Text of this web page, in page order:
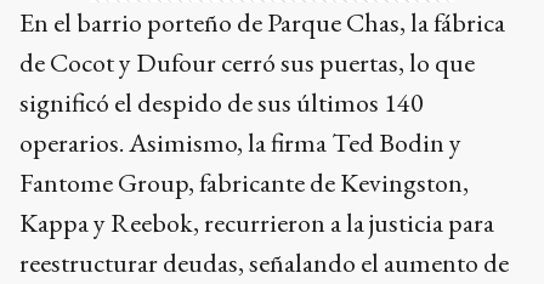
En el barrio porteño de Parque Chas, la fábrica
de Cocot y Dufour cerró sus puertas, lo que
significó el despido de sus últimos 140
operarios. Asimismo, la firma Ted Bodin y
Fantome Group, fabricante de Kevingston,
Kappa y Reebok, recurrieron a la justicia para
reestructurar deudas, señalando el aumento de